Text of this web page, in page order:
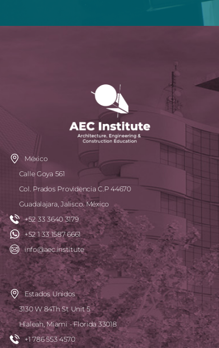
México
Calle Goya 561
Col. Prados Providencia C.P 44670
Guadalajara, Jalisco. México
+52 33 3640 3179
+52 1 33 1587 6661
info@aec.institute
Estados Unidos
3130 W 84Th St Unit 5
Hialeah, Miami - Florida 33018
+1 786 553 4570